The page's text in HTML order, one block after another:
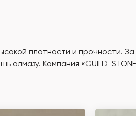
плотности и прочности.
алмазу. Компания «GUILD-